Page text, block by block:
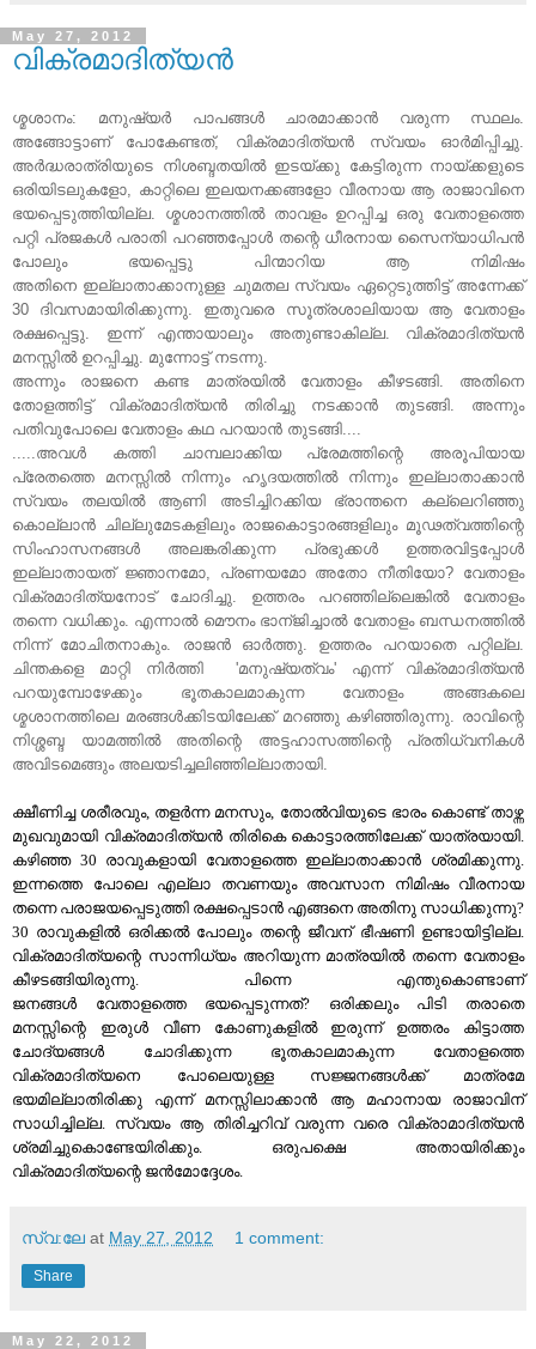
May 27, 2012
വിക്രമാദിത്യന്‍
ശ്മശാനം: മനുഷ്യര്‍ പാപങ്ങള്‍ ചാരമാക്കാന്‍ വരുന്ന സ്ഥലം.
അങ്ങോട്ടാണ് പോകേണ്ടത്‌, വിക്രമാദിത്യന്‍ സ്വയം ഓര്‍മിപ്പിച്ചു.
അര്‍ദ്ധരാത്രിയുടെ നിശബ്ദതയില്‍ ഇടയ്ക്കു കേട്ടിരുന്ന നായ്ക്കളുടെ
ഒരിയിടലുകളോ, കാറ്റിലെ ഇലയനക്കങ്ങളോ വീരനായ ആ രാജാവിനെ
ഭയപ്പെടുത്തിയില്ല. ശ്മശാനത്തില്‍ താവളം ഉറപ്പിച്ച ഒരു വേതാളത്തെ
പറ്റി പ്രജകള്‍ പരാതി പറഞ്ഞപ്പോള്‍ തന്റെ ധീരനായ സൈന്യാധിപന്‍
പോലും ഭയപ്പെട്ടു പിന്മാറിയ ആ നിമിഷം
അതിനെ ഇല്ലാതാക്കാനുള്ള ചുമതല സ്വയം ഏറ്റെടുത്തിട്ട് അന്നേക്ക്
30 ദിവസമായിരിക്കുന്നു. ഇതുവരെ സൂത്രശാലിയായ ആ വേതാളം
രക്ഷപ്പെട്ടു. ഇന്ന് എന്തായാലും അതുണ്ടാകില്ല. വിക്രമാദിത്യന്‍
മനസ്സില്‍ ഉറപ്പിച്ചു. മുന്നോട്ട് നടന്നു.
അന്നും രാജനെ കണ്ട മാത്രയില്‍ വേതാളം കീഴടങ്ങി. അതിനെ
തോളത്തിട്ട് വിക്രമാദിത്യന്‍ തിരിച്ചു നടക്കാന്‍ തുടങ്ങി. അന്നും
പതിവുപോലെ വേതാളം കഥ പറയാന്‍ തുടങ്ങി....
.....അവള്‍ കത്തി ചാമ്പലാക്കിയ പ്രേമത്തിന്റെ അരൂപിയായ
പ്രേതത്തെ മനസ്സില്‍ നിന്നും ഹൃദയത്തില്‍ നിന്നും ഇല്ലാതാക്കാന്‍
സ്വയം തലയില്‍ ആണി അടിച്ചിറക്കിയ ഭ്രാന്തനെ കല്ലെറിഞ്ഞു
കൊല്ലാന്‍ ചില്ലുമേടകളിലും രാജകൊട്ടാരങ്ങളിലും മൂഢത്വത്തിന്റെ
സിംഹാസനങ്ങള്‍ അലങ്കരിക്കുന്ന പ്രഭുക്കള്‍ ഉത്തരവിട്ടപ്പോള്‍
ഇല്ലാതായത്‌ ജ്ഞാനമോ, പ്രണയമോ അതോ നീതിയോ? വേതാളം
വിക്രമാദിത്യനോട് ചോദിച്ചു. ഉത്തരം പറഞ്ഞില്ലെങ്കില്‍ വേതാളം
തന്നെ വധിക്കും. എന്നാല്‍ മൌനം ഭാന്ജിച്ചാല്‍ വേതാളം ബന്ധനത്തില്‍
നിന്ന് മോചിതനാകും. രാജന്‍ ഓര്‍ത്തു. ഉത്തരം പറയാതെ പറ്റില്ല.
ചിന്തകളെ മാറ്റി നിര്‍ത്തി 'മനുഷ്യത്വം' എന്ന് വിക്രമാദിത്യന്‍
പറയുമ്പോഴേക്കും ഭൂതകാലമാകുന്ന വേതാളം അങ്ങകലെ
ശ്മശാനത്തിലെ മരങ്ങള്‍ക്കിടയിലേക്ക് മറഞ്ഞു കഴിഞ്ഞിരുന്നു. രാവിന്റെ
നിശ്ശബ്ദ യാമത്തില്‍ അതിന്റെ അട്ടഹാസത്തിന്റെ പ്രതിധ്വനികള്‍
അവിടമെങ്ങും അലയടിച്ചലിഞ്ഞില്ലാതായി.
ക്ഷീണിച്ച ശരീരവും, തളര്‍ന്ന മനസും, തോല്‍വിയുടെ ഭാരം കൊണ്ട് താഴ്ന്ന
മുഖവുമായി വിക്രമാദിത്യന്‍ തിരികെ കൊട്ടാരത്തിലേക്ക് യാത്രയായി.
കഴിഞ്ഞ 30 രാവുകളായി വേതാളത്തെ ഇല്ലാതാക്കാന്‍ ശ്രമിക്കുന്നു.
ഇന്നത്തെ പോലെ എല്ലാ തവണയും അവസാന നിമിഷം വീരനായ
തന്നെ പരാജയപ്പെടുത്തി രക്ഷപ്പെടാന്‍ എങ്ങനെ അതിനു സാധിക്കുന്നു?
30 രാവുകളില്‍ ഒരിക്കല്‍ പോലും തന്റെ ജീവന് ഭീഷണി ഉണ്ടായിട്ടില്ല.
വിക്രമാദിത്യന്റെ സാന്നിധ്യം അറിയുന്ന മാത്രയില്‍ തന്നെ വേതാളം
കീഴടങ്ങിയിരുന്നു. പിന്നെ എന്തുകൊണ്ടാണ്
ജനങ്ങള്‍ വേതാളത്തെ ഭയപ്പെടുന്നത്? ഒരിക്കലും പിടി തരാതെ
മനസ്സിന്റെ ഇരുള്‍ വീണ കോണുകളില്‍ ഇരുന്ന് ഉത്തരം കിട്ടാത്ത
ചോദ്യങ്ങള്‍ ചോദിക്കുന്ന ഭൂതകാലമാകുന്ന വേതാളത്തെ
വിക്രമാദിത്യനെ പോലെയുള്ള സജ്ജനങ്ങള്‍ക്ക് മാത്രമേ
ഭയമില്ലാതിരിക്കു എന്ന് മനസ്സിലാക്കാന്‍ ആ മഹാനായ രാജാവിന്
സാധിച്ചില്ല. സ്വയം ആ തിരിച്ചറിവ് വരുന്ന വരെ വിക്രാമാദിത്യന്‍
ശ്രമിച്ചുകൊണ്ടേയിരിക്കും. ഒരുപക്ഷെ അതായിരിക്കും
വിക്രമാദിത്യന്റെ ജന്‍മോദ്ദേശം.
സ്വ:ലേ at May 27, 2012 1 comment:
Share
May 22, 2012